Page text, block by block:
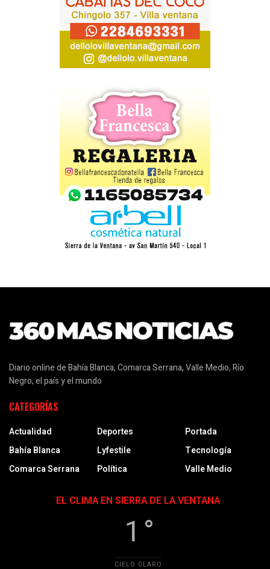
Diario online de Bahía Blanca, Comarca Serrana, Valle Medio, Río
Negro, el país y el mundo
CATEGORÍAS
Actualidad
Bahía Blanca
Comarca Serrana
Deportes
Lyfestile
Política
Portada
Tecnología
Valle Medio
EL CLIMA EN SIERRA DE LA VENTANA
1 °
CIELO CLARO